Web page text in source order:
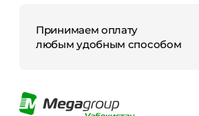
Принимаем оплату
любым удобным способом